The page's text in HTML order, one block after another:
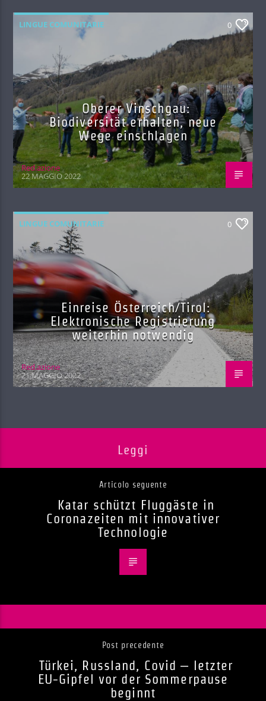
LINGUE COMUNITARIE 0
Oberer Vinschgau:
Biodiversität erhalten, neue
Wege einschlagen
Red.azione
22 MAGGIO 2022
LINGUE COMUNITARIE 0
Einreise Österreich/Tirol:
Elektronische Registrierung
weiterhin notwendig
Red.azione
21 MAGGIO 2022
Leggi
Articolo seguente
Katar schützt Fluggäste in
Coronazeiten mit innovativer
Technologie
Post precedente
Türkei, Russland, Covid – letzter
EU-Gipfel vor der Sommerpause
beginnt